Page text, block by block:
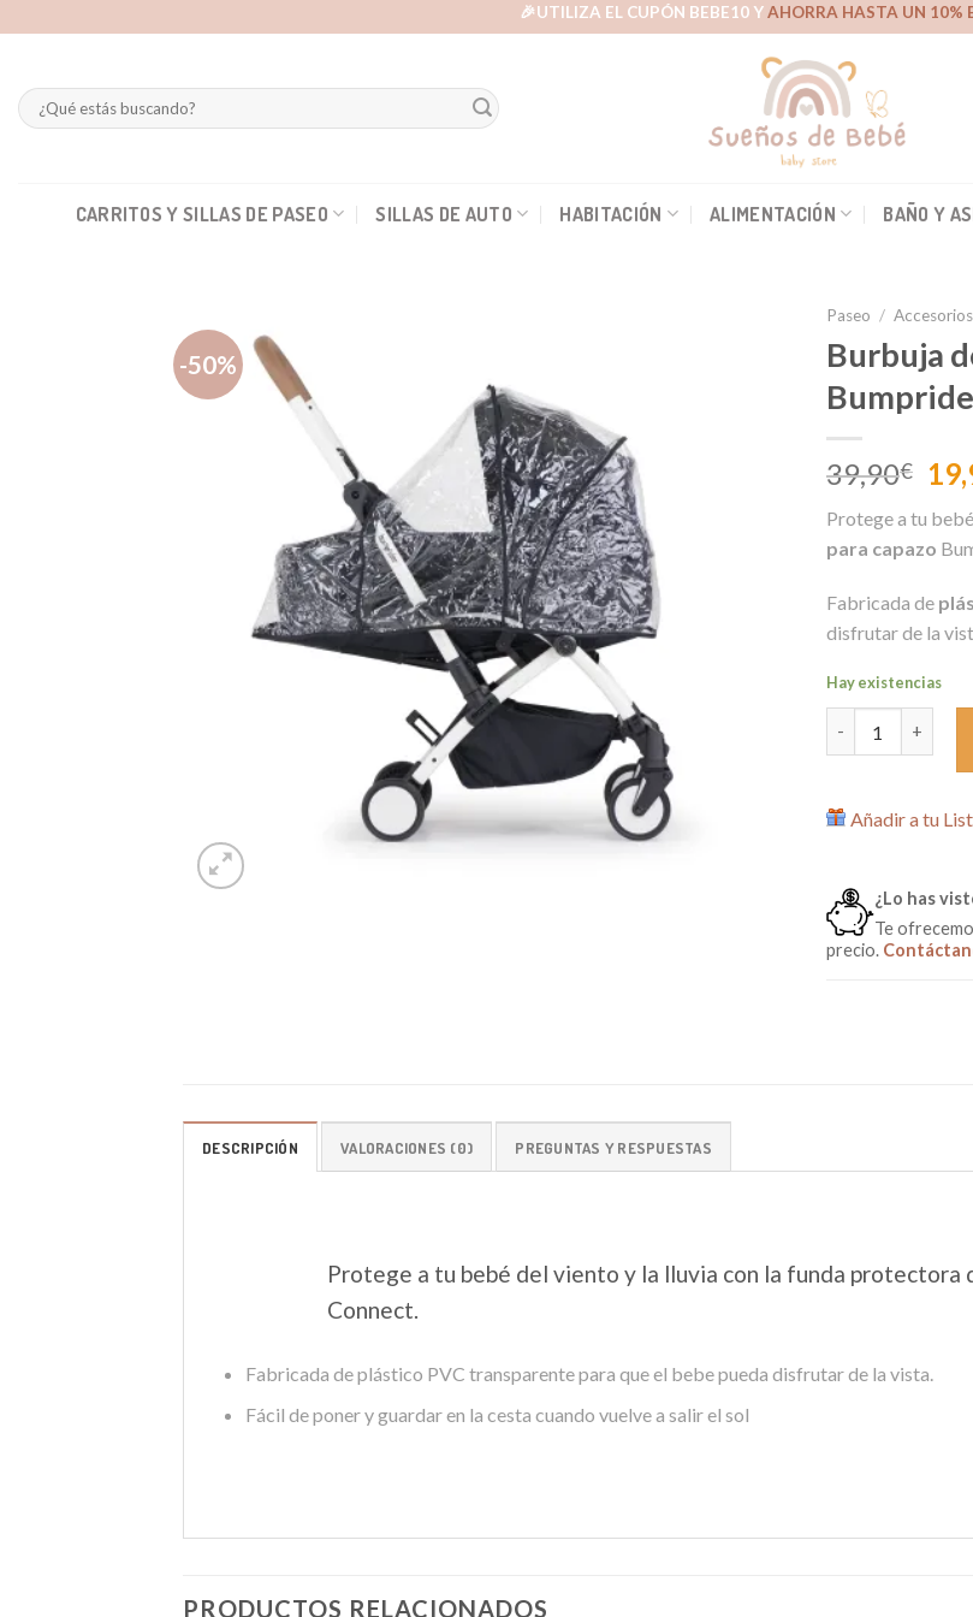
🎉UTILIZA EL CUPÓN BEBE10 YAHORRA HASTA UN 10%
Buscar
por:
CARRITOS Y SILLAS DE PASEO SILLAS DE AUTO HABITACIÓN ALIMENTACIÓN BAÑO Y
-50%
Paseo / Accesorios
Burbuja
39,90€
El
Protege a tu
para capazo
Fabricada de
disfrutar de la
Hay existencias
Añadir a tu
¿Lo has
Te
precio.
DESCRIPCIÓN VALORACIONES (0) PREGUNTAS Y RESPUESTAS
Protege a tu bebé del viento y la lluvia con la funda protectora
Connect.
Fabricada de plástico PVC transparente para que el bebe pueda disfrutar de la vista.
Fácil de poner y guardar en la cesta cuando vuelve a salir el sol
PRODUCTOS RELACIONADOS